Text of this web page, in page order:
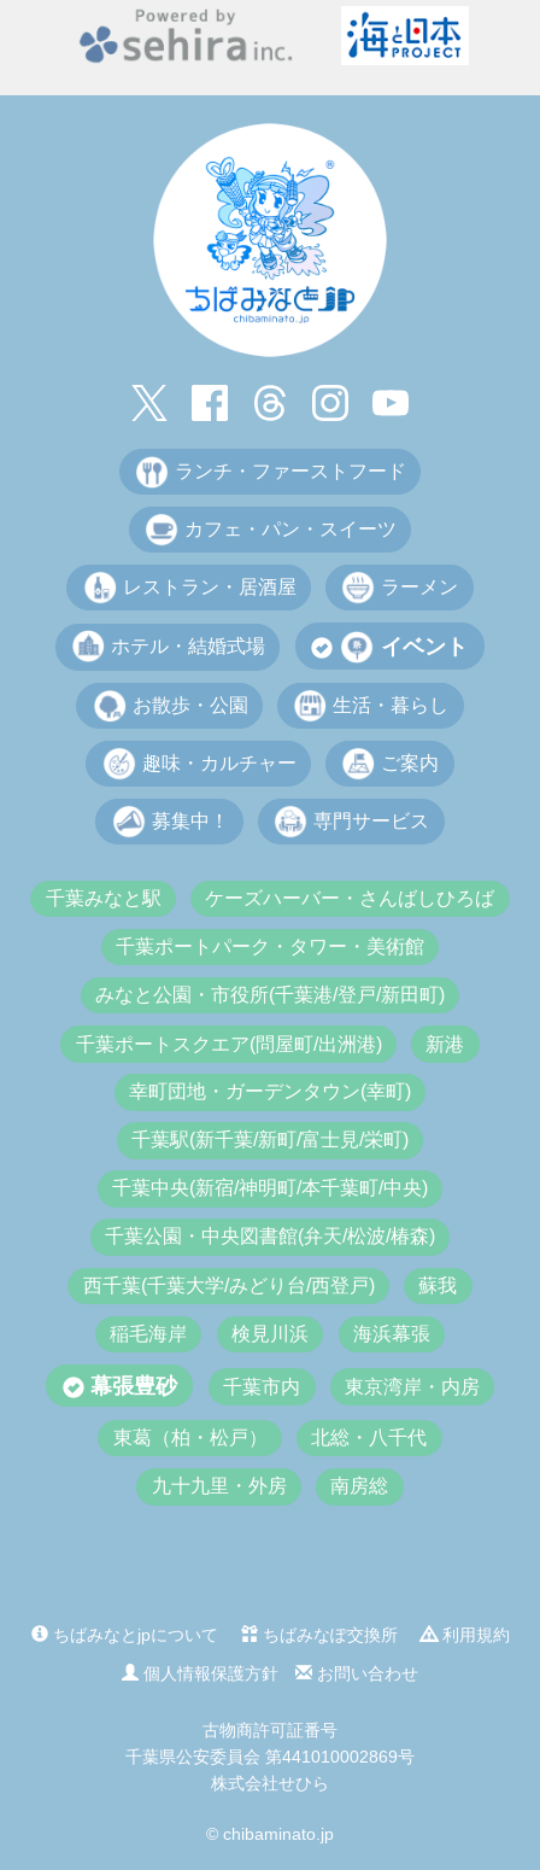
ランチ・ファーストフード
カフェ・パン・スイーツ
レストラン・居酒屋 ラーメン
ホテル・結婚式場 イベント
お散歩・公園 生活・暮らし
趣味・カルチャー ご案内
募集中！ 専門サービス
千葉みなと駅 ケーズハーバー・さんばしひろば
千葉ポートパーク・タワー・美術館
みなと公園・市役所(千葉港/登戸/新田町)
千葉ポートスクエア(問屋町/出洲港) 新港
幸町団地・ガーデンタウン(幸町)
千葉駅(新千葉/新町/富士見/栄町)
千葉中央(新宿/神明町/本千葉町/中央)
千葉公園・中央図書館(弁天/松波/椿森)
西千葉(千葉大学/みどり台/西登戸) 蘇我
稲毛海岸 検見川浜 海浜幕張
幕張豊砂 千葉市内 東京湾岸・内房
東葛（柏・松戸） 北総・八千代
九十九里・外房 南房総
ちばみなとjpについて ちばみなぽ交換所
利用規約
個人情報保護方針
お問い合わせ
古物商許可証番号
千葉県公安委員会 第441010002869号
株式会社せひら
© chibaminato.jp